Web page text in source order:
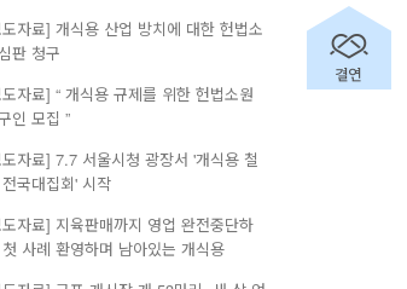
자료] 개식용 산업 방치에 대한 헌법소
판 청구
자료] “ 개식용 규제를 위한 헌법소원
인 모집 ”
자료] 7.7 서울시청 광장서 '개식용 철
국대집회' 시작
자료] 지육판매까지 영업 완전중단하
사례 환영하며 남아있는 개식용